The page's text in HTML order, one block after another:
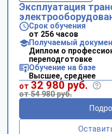
Эксплуатация
Срок обучения
от 256 часов
Получаемый
Диплом о
переподготовке
Обучение на базе
Высшее, среднее
от 32 980 руб.
от 54 980 руб.